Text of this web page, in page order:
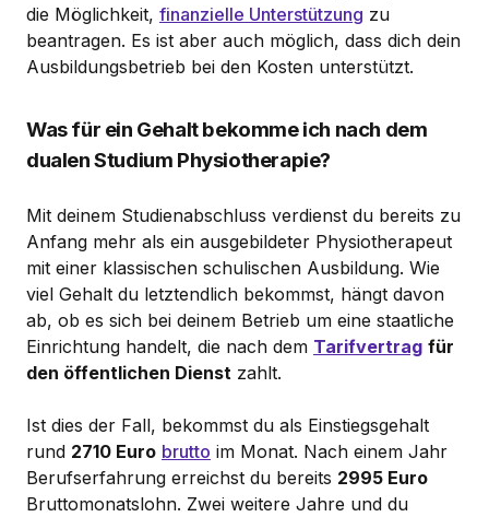
die Möglichkeit, finanzielle Unterstützung zu
beantragen. Es ist aber auch möglich, dass dich dein
Ausbildungsbetrieb bei den Kosten unterstützt.
Was für ein Gehalt bekomme ich nach dem
dualen Studium Physiotherapie?
Mit deinem Studienabschluss verdienst du bereits zu
Anfang mehr als ein ausgebildeter Physiotherapeut
mit einer klassischen schulischen Ausbildung. Wie
viel Gehalt du letztendlich bekommst, hängt davon
ab, ob es sich bei deinem Betrieb um eine staatliche
Einrichtung handelt, die nach dem Tarifvertrag für
den öffentlichen Dienst zahlt.
Ist dies der Fall, bekommst du als Einstiegsgehalt
rund 2710 Euro brutto im Monat. Nach einem Jahr
Berufserfahrung erreichst du bereits 2995 Euro
Bruttomonatslohn. Zwei weitere Jahre und du